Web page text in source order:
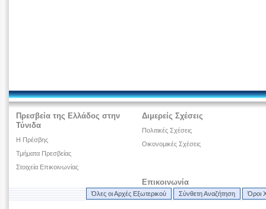
Πρεσβεία της Ελλάδος στην
Τύνιδα
H Πρέσβης
Τμήματα Πρεσβείας
Στοιχεία Επικοινωνίας
Διμερείς Σχέσεις
Πολιτικές Σχέσεις
Οικονομικές Σχέσεις
Επικοινωνία
Όλες οι Αρχές Εξωτερικού Σύνθετη Αναζήτηση Όροι